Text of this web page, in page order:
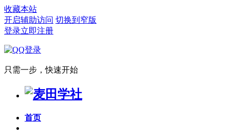
收藏本站
开启辅助访问 切换到窄版
登录立即注册
只需一步，快速开始
首页